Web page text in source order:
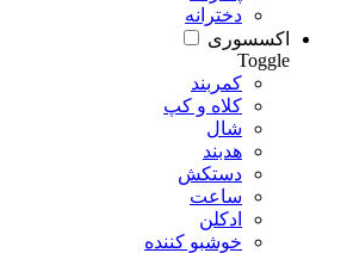
دخترانه
اکسسوری
Toggle
کمربند
کلاه و کپ
شال
هدبند
دستکش
ساعت
ادکلن
خوشبو کننده